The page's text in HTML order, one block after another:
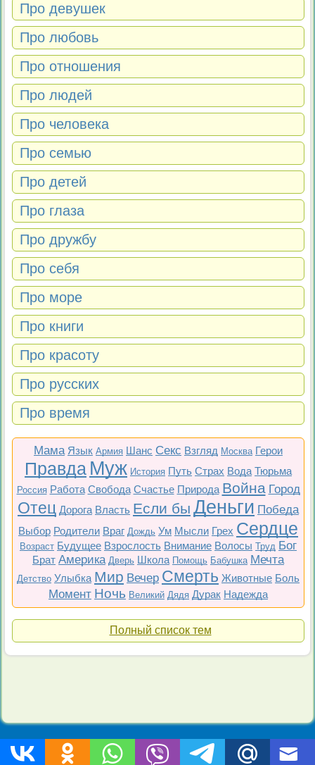
Про девушек
Про любовь
Про отношения
Про людей
Про человека
Про семью
Про детей
Про глаза
Про дружбу
Про себя
Про море
Про книги
Про красоту
Про русских
Про время
Мама Язык Армия Шанс Секс Взгляд Москва Герои
Правда Муж История Путь Страх Вода Тюрьма
Россия Работа Свобода Счастье Природа Война Город
Отец Дорога Власть Если бы Деньги Победа
Выбор Родители Враг Дождь Ум Мысли Грех Сердце
Возраст Будущее Взрослость Внимание Волосы Труд Бог
Брат Америка Дверь Школа Помощь Бабушка Мечта
Детство Улыбка Мир Вечер Смерть Животные Боль
Момент Ночь Великий Дядя Дурак Надежда
Полный список тем
Топ 200 Все фильмы Советские Российские Все темы